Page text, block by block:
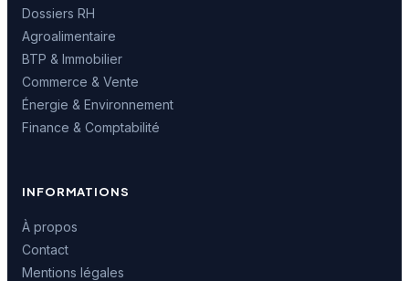
Dossiers RH
Agroalimentaire
BTP & Immobilier
Commerce & Vente
Énergie & Environnement
Finance & Comptabilité
INFORMATIONS
À propos
Contact
Mentions légales